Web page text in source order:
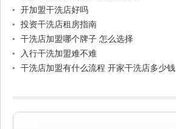
开加盟干洗店好吗
投资干洗店租房指南
干洗店加盟哪个牌子 怎么选择
入行干洗加盟难不难
干洗店加盟有什么流程 开家干洗店多少钱